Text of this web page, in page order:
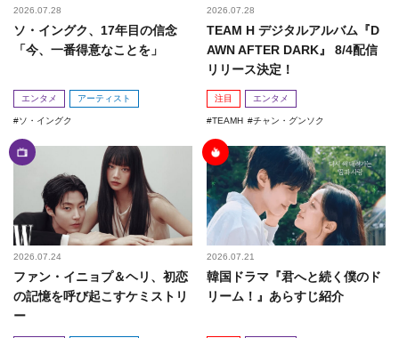
2026.07.28
ソ・イングク、17年目の信念
「今、一番得意なことを」
エンタメ アーティスト
ソ・イングク
2026.07.28
TEAM H デジタルアルバム『D
AWN AFTER DARK』 8/4配信
リリース決定！
注目 エンタメ
TEAMH チャン・グンソク
2026.07.24
ファン・イニョプ＆ヘリ、初恋
の記憶を呼び起こすケミストリ
ー
2026.07.21
韓国ドラマ『君へと続く僕のド
リーム！』あらすじ紹介